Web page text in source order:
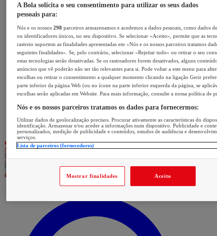
A Bola solicita o seu consentimento para utilizar os seus dados
pessoais para:
Nós e os nossos298 parceiros armazenamos e acedemos a dados pessoais, como dados
ou identificadores únicos, no seu dispositivo. Se selecionar «Aceito», permite que as
rastreio suportem as finalidades apresentadas em «Nós e os nossos parceiros tratamos
seguintes finalidades». Se, pelo contrário, selecionar «Rejeitar tudo» ou retirar o seu
estas tecnologias serão desativadas. Se os rastreadores forem desativados, alguns
anúncios que vê poderão não ser tão relevantes para si. Pode voltar a este menu para
escolhas ou retirar o consentimento a qualquer momento clicando na ligação Gerir
parte inferior da página Web (ou no ícone na parte inferior esquerda da página, se
escolhas serão aplicadas em Website. Para mais informação, consulte a nossa política de
Nós e os nossos parceiros tratamos os dados para fornecermos:
Utilizar dados de geolocalização precisos. Procurar ativamente as características do
identificação. Armazenar e/ou aceder a informações num dispositivo. Publicidade e
personalizados, medição de publicidade e conteúdos, estudos de audiência e
serviços.
Lista de parceiros (fornecedores)
Mostrar finalidades Aceito